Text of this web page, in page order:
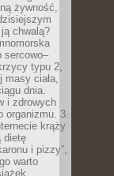
żywność,
chwalą?
sercowo–
typu 2,
masy ciała,
dnia.
i zdrowych
organizmu. 3.
krąży
dietę
i pizzy”,
warto